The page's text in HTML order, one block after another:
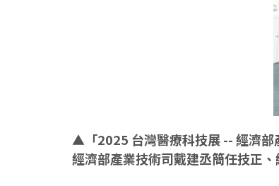
▲「2025 台灣醫療科技展 -- 經濟部
經濟部產業技術司戴建丞簡任技正